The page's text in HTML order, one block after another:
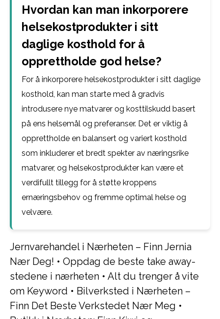
Hvordan kan man inkorporere
helsekostprodukter i sitt
daglige kosthold for å
opprettholde god helse?
For å inkorporere helsekostprodukter i sitt daglige
kosthold, kan man starte med å gradvis
introdusere nye matvarer og kosttilskudd basert
på ens helsemål og preferanser. Det er viktig å
opprettholde en balansert og variert kosthold
som inkluderer et bredt spekter av næringsrike
matvarer, og helsekostprodukter kan være et
verdifullt tillegg for å støtte kroppens
ernæringsbehov og fremme optimal helse og
velvære.
Jernvarehandel i Nærheten – Finn Jernia
Nær Deg! • Oppdag de beste take away-
stedene i nærheten • Alt du trenger å vite
om Keyword • Bilverksted i Nærheten –
Finn Det Beste Verkstedet Nær Meg •